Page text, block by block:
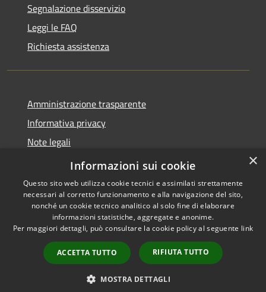
Segnalazione disservizio
Leggi le FAQ
Richiesta assistenza
Amministrazione trasparente
Informativa privacy
Note legali
Dichiarazione di accessibilità
Accessibilità
Copyright © 2026 • Comune di
Ferentillo • Powered by
Municipium•
Accesso
redazione
×
Informazioni sui cookie
Questo sito web utilizza cookie tecnici e assimilati strettamente
necessari al corretto funzionamento e alla navigazione del sito,
nonché un cookie tecnico analitico al solo fine di elaborare
informazioni statistiche, aggregate e anonime.
Per maggiori dettagli, può consultare la cookie policy al seguente link
ACCETTA TUTTO RIFIUTA TUTTO
MOSTRA DETTAGLI